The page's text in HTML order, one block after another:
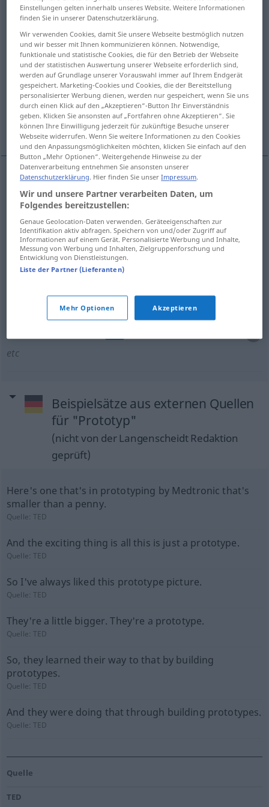
Übersicht aller Übersetzungen
(Für mehr Details die Übersetzung anklicken/antippen)
prototype
epitome, archetype, perfect example
prototype
prototype Prototyp BIOL
epitome PrototypInbegriff FIG
archetype PrototypInbegriff
etc
Beispielsätze aus externen Quellen
für "Prototyp"
(nicht von der Langenscheidt Redaktion
geprüft)
Here's one that's in prototyping by Medtronic that's
smaller than a penny.
Quelle:TED
And the exciting thing is all this is just a prototype.
Quelle:TED
So I've always liked this prototype picture.
Quelle:TED
They're a little bigger. They're a prototype.
Quelle:TED
So, they learned their way to that by building
prototypes.
Quelle:TED
And they were doing that through building prototypes.
Quelle:TED
Quelle
TED
Einstellungen gelten innerhalb unseres Website. Weitere Informationen
finden Sie in unserer Datenschutzerklärung.
Wir verwenden Cookies, damit Sie unsere Webseite bestmöglich nutzen
und wir besser mit Ihnen kommunizieren können. Notwendige,
funktionale und statistische Cookies, die für den Betrieb der Webseite
und der statistischen Auswertung unserer Webseite erforderlich sind,
werden auf Grundlage unserer Vorauswahl immer auf Ihrem Endgerät
gespeichert. Marketing-Cookies und Cookies, die der Bereitstellung
personalisierter Werbung dienen, werden nur gespeichert, wenn Sie uns
durch einen Klick auf den „Akzeptieren“-Button Ihr Einverständnis
geben. Klicken Sie ansonsten auf „Fortfahren ohne Akzeptieren“. Sie
können Ihre Einwilligung jederzeit für zukünftige Besuche unserer
Webseite widerrufen. Wenn Sie weitere Informationen zu den Cookies
und den Anpassungsmöglichkeiten möchten, klicken Sie einfach auf den
Button „Mehr Optionen“. Weitergehende Hinweise zu der
Datenverarbeitung entnehmen Sie ansonsten unserer
Datenschutzerklärung. Hier finden Sie unserImpressum.
Wir und unsere Partner verarbeiten Daten, um
Folgendes bereitzustellen:
Genaue Geolocation-Daten verwenden. Geräteeigenschaften zur
Identifikation aktiv abfragen. Speichern von und/oder Zugriff auf
Informationen auf einem Gerät. Personalisierte Werbung und Inhalte,
Messung von Werbung und Inhalten, Zielgruppenforschung und
Entwicklung von Dienstleistungen.
Liste der Partner (Lieferanten)
Mehr Optionen Akzeptieren